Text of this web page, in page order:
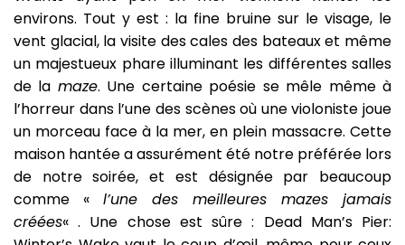
environs. Tout y est : la fine bruine sur le visage, le
vent glacial, la visite des cales des bateaux et même
un majestueux phare illuminant les différentes salles
de la maze. Une certaine poésie se mêle même à
l’horreur dans l’une des scènes où une violoniste joue
un morceau face à la mer, en plein massacre. Cette
maison hantée a assurément été notre préférée lors
de notre soirée, et est désignée par beaucoup
comme « l’une des meilleures mazes jamais
créées« . Une chose est sûre : Dead Man’s Pier: